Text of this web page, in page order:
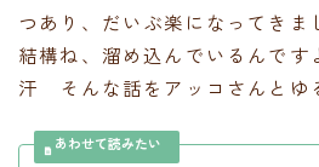
つあり、だいぶ楽になってきま
結構ね、溜め込んでいるんです
汗 そんな話をアッコさんとゆ